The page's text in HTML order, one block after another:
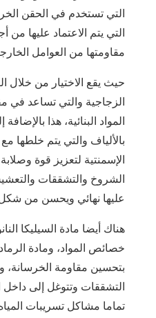
التي تستخدم في الحقن
التي يتم الاعتماد عليها من
مقاومتها من العوامل
حيث يقع الاختيار من خلال
الزجاجية والتي تساعد في
المواد البنائية، هذا
بالألياف والتي يتم خلطها
الإسمنتية لتعزيز قوة
الشروخ والتشققات
عليها نهائي ويحسن من
هناك أيضا مادة السيليكا
خصائص المواد، ومادة
بتحسين مقاومة الخرسانة،
التشققات وتتوغل إلى داخل
تماما مشاكل تسريبات